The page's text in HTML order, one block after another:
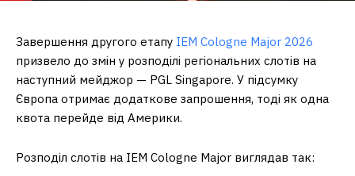
Завершення другого етапу IEM Cologne Major 2026
призвело до змін у розподілі регіональних слотів на
наступний мейджор — PGL Singapore. У підсумку
Європа отримає додаткове запрошення, тоді як одна
квота перейде від Америки.
Розподіл слотів на IEM Cologne Major виглядав так: